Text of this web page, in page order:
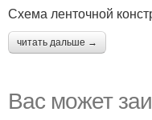
Схема ленточной
читать дальше →
Вас может